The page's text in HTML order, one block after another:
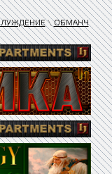
\ОБМАНЧ